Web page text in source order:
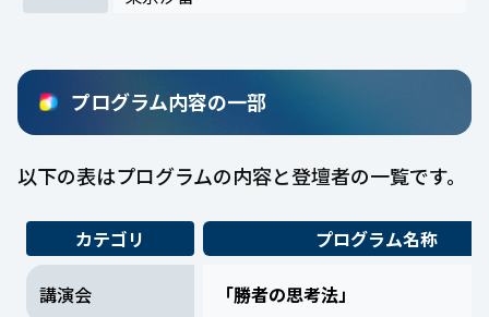
プログラム内容の一部
以下の表はプログラムの内容と登壇者の一覧です。
カテゴリ プログラム名称
講演会 「勝者の思考法」